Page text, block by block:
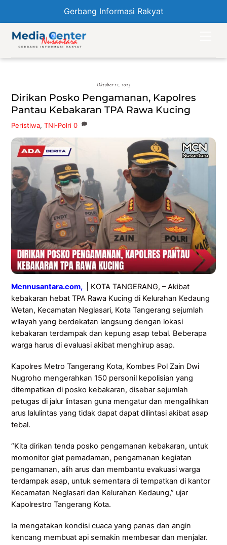
Gerbang Informasi Rakyat
content
Oktober 21, 2023
Dirikan Posko Pengamanan, Kapolres
Pantau Kebakaran TPA Rawa Kucing
Peristiwa,TNI-Polri 0
Mcnnusantara.com,
| KOTA TANGERANG, – Akibat
kebakaran hebat TPA Rawa Kucing di Kelurahan Kedaung
Wetan, Kecamatan Neglasari, Kota Tangerang sejumlah
wilayah yang berdekatan langsung dengan lokasi
kebakaran terdampak dan kepung asap tebal. Beberapa
warga harus di evaluasi akibat menghirup asap.
Kapolres Metro Tangerang Kota, Kombes Pol Zain Dwi
Nugroho mengerahkan 150 personil kepolisian yang
ditempatkan di posko kebakaran, disebar sejumlah
petugas di jalur lintasan guna mengatur dan mengalihkan
arus lalulintas yang tidak dapat dapat dilintasi akibat asap
tebal.
“Kita dirikan tenda posko pengamanan kebakaran, untuk
momonitor giat pemadaman, pengamanan kegiatan
pengamanan, alih arus dan membantu evakuasi warga
terdampak asap, untuk sementara di tempatkan di kantor
Kecamatan Neglasari dan Kelurahan Kedaung,” ujar
Kapolrestro Tangerang Kota.
Ia mengatakan kondisi cuaca yang panas dan angin
kencang membuat api semakin membesar dan menjalar.